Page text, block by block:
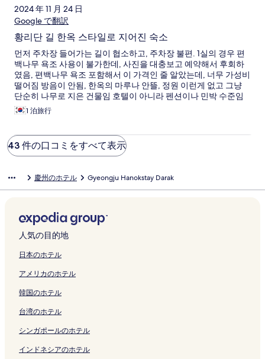
2024 年 11 月 24 日
Google で翻訳
황리단 길 한옥 스타일로 지어진 숙소
먼저 주차장 들어가는 길이 협소하고, 주차장 불편. 1실의 경우 편
백나무 욕조 사용이 불가한데, 사진을 대충보고 예약해서 후회하
였음, 편백나무 욕조 포함해서 이 가격인 줄 알았는데, 너무 가성비
떨어짐 방음이 안됨, 한옥의 마루나 안뜰, 정원 이런게 없고 그냥
단순히 나무로 지은 건물임 호텔이 아니라 펜션이나 민박 수준임
황리단길에 위치한 것 외에 메리트 없음
1 泊旅行
43 件の口コミをすべて表示
慶州のホテル Gyeongju Hanokstay Darak
人気の目的地
日本のホテル
アメリカのホテル
韓国のホテル
台湾のホテル
シンガポールのホテル
インドネシアのホテル